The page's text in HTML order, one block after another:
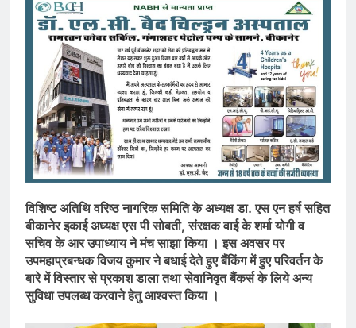
विशिष्ट अतिथि वरिष्ठ नागरिक समिति के अध्यक्ष डा. एस एन हर्ष सहित
बीकानेर इकाई अध्यक्ष एस पी सोबती, संरक्षक वाई के शर्मा योगी व
सचिव के आर उपाध्याय ने मंच साझा किया । इस अवसर पर
उपमहाप्रबन्धक विजय कुमार ने बधाई देते हुए बैंकिंग में हुए परिवर्तन के
बारे में विस्तार से प्रकाश डाला तथा सेवानिवृत बैंकर्स के लिये अन्य
सुविधा उपलब्ध करवाने हेतु आश्वस्त किया ।